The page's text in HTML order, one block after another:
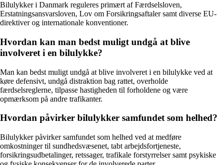
Bilulykker i Danmark reguleres primært af Færdselsloven,
Erstatningsansvarsloven, Lov om Forsikringsaftaler samt diverse EU-
direktiver og internationale konventioner.
Hvordan kan man bedst muligt undgå at blive
involveret i en bilulykke?
Man kan bedst muligt undgå at blive involveret i en bilulykke ved at
køre defensivt, undgå distraktion bag rattet, overholde
færdselsreglerne, tilpasse hastigheden til forholdene og være
opmærksom på andre trafikanter.
Hvordan påvirker bilulykker samfundet som helhed?
Bilulykker påvirker samfundet som helhed ved at medføre
omkostninger til sundhedsvæsenet, tabt arbejdsfortjeneste,
forsikringsudbetalinger, retssager, trafikale forstyrrelser samt psykiske